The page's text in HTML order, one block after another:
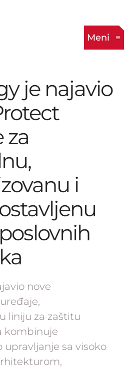
Meni
je najavio
za
i
nove
liniju za zaštitu
kombinuje
upravljanje sa visoko